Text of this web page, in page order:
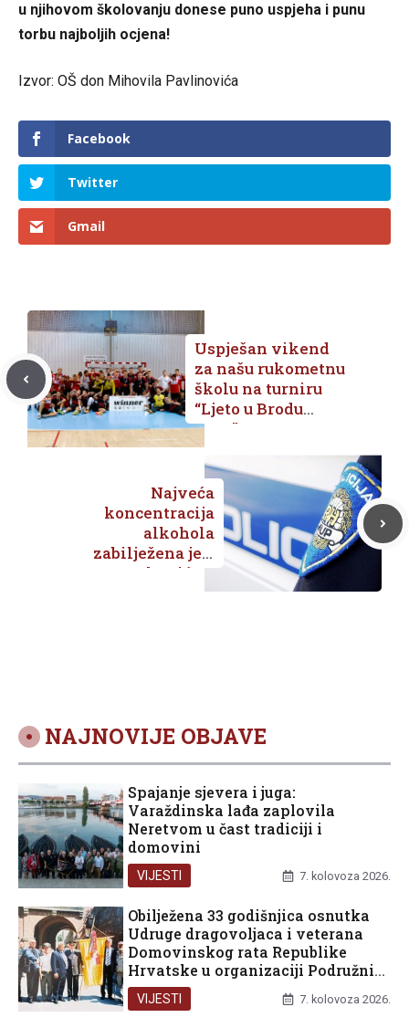
u njihovom školovanju donese puno uspjeha i punu
torbu najboljih ocjena!
Izvor: OŠ don Mihovila Pavlinovića
Facebook
Twitter
Gmail
Uspješan vikend
za našu rukometnu
školu na turniru
“Ljeto u Brodu
2024”
Najveća
koncentracija
alkohola
zabilježena je u
Metkoviću –
policija predložila
NAJNOVIJE OBJAVE
Spajanje sjevera i juga:
Varaždinska lađa zaplovila
Neretvom u čast tradiciji i
domovini
VIJESTI 7. kolovoza 2026.
Obilježena 33 godišnjica osnutka
Udruge dragovoljaca i veterana
Domovinskog rata Republike
Hrvatske u organizaciji Podružnice
Dubrovačko-neretvanske županije
VIJESTI 7. kolovoza 2026.